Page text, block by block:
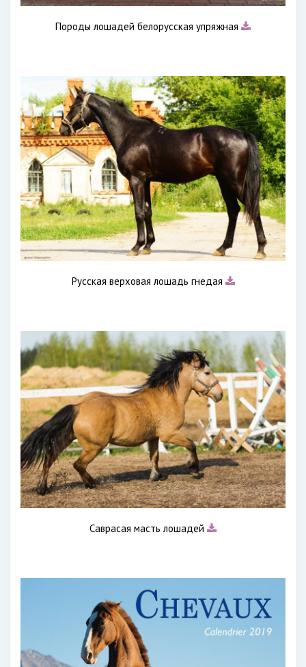
Породы лошадей белорусская упряжная
Русская верховая лошадь гнедая
Саврасая масть лошадей